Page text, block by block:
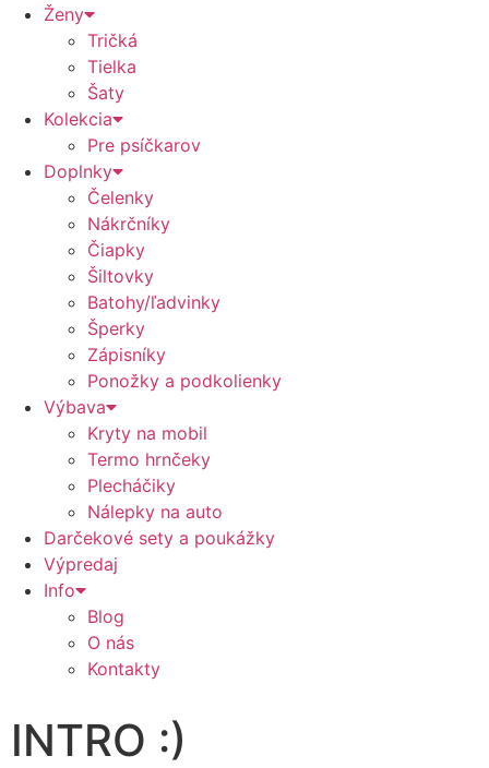
Ženy
Tričká
Tielka
Šaty
Kolekcia
Pre psíčkarov
Doplnky
Čelenky
Nákrčníky
Čiapky
Šiltovky
Batohy/ľadvinky
Šperky
Zápisníky
Ponožky a podkolienky
Výbava
Kryty na mobil
Termo hrnčeky
Plecháčiky
Nálepky na auto
Darčekové sety a poukážky
Výpredaj
Info
Blog
O nás
Kontakty
INTRO :)